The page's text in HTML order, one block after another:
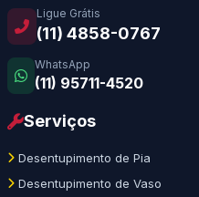
Ligue Grátis
(11) 4858-0767
WhatsApp
(11) 95711-4520
Serviços
Desentupimento de Pia
Desentupimento de Vaso